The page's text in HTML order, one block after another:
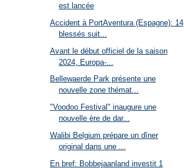
est lancée
Accident à PortAventura (Espagne): 14
blessés suit...
Avant le début officiel de la saison
2024, Europa-...
Bellewaerde Park présente une
nouvelle zone thémat...
"Voodoo Festival" inaugure une
nouvelle ère de dar...
Walibi Belgium prépare un dîner
original dans une ...
En bref: Bobbejaanland investit 1